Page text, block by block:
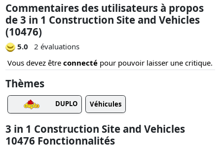
Commentaires des utilisateurs à propos
de 3 in 1 Construction Site and Vehicles
(10476)
5.0
2 évaluations
Vous devez être connecté pour pouvoir laisser une critique.
Thèmes
DUPLO Véhicules
3 in 1 Construction Site and Vehicles
10476 Fonctionnalités